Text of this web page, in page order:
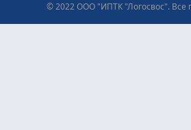
© 2022 ООО "ИПТК "Логосвос".